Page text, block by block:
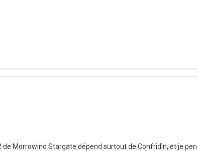
de Morrowind Stargate dépend surtout de Confridìn, et je